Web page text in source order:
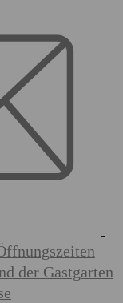
der Gastgarten